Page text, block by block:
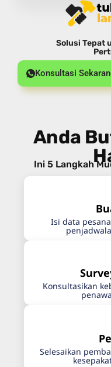
Solusi Tepat
Konsultasi
Anda
Ini 5 Langkah
Isi data
Konsultasikan
Selesaikan